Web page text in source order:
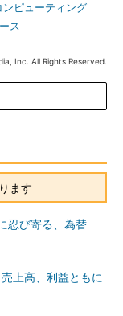
ンピューティング
ス
Inc. All Rights Reserved.
ます
忍び寄る、為替
上高、利益ともに